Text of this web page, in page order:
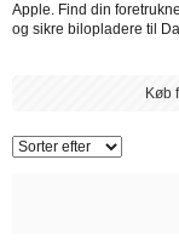
Apple. Find din
og sikre bilopladere til
Køb